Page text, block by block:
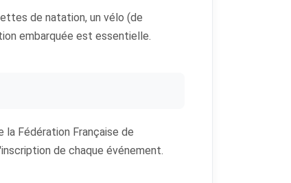
de natation, un vélo (de
embarquée est essentielle.
Fédération Française de
de chaque événement.